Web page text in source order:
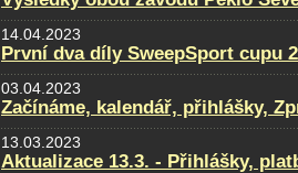
14.04.2023
První dva díly SweepSport cupu
03.04.2023
Začínáme, kalendář, přihlášky,
13.03.2023
Aktualizace 13.3. - Přihlášky,